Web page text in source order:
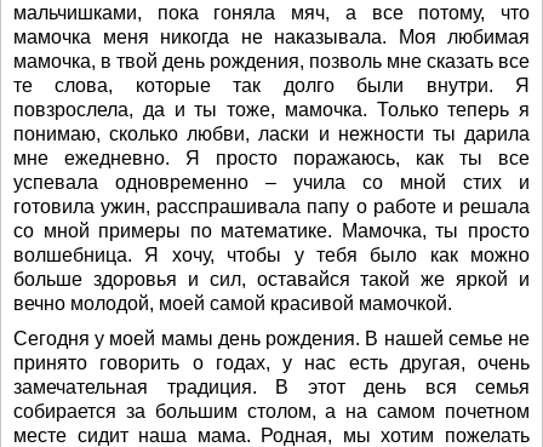
мальчишками, пока гоняла мяч, а все потому, что
мамочка меня никогда не наказывала. Моя любимая
мамочка, в твой день рождения, позволь мне сказать все
те слова, которые так долго были внутри. Я
повзрослела, да и ты тоже, мамочка. Только теперь я
понимаю, сколько любви, ласки и нежности ты дарила
мне ежедневно. Я просто поражаюсь, как ты все
успевала одновременно – учила со мной стих и
готовила ужин, расспрашивала папу о работе и решала
со мной примеры по математике. Мамочка, ты просто
волшебница. Я хочу, чтобы у тебя было как можно
больше здоровья и сил, оставайся такой же яркой и
вечно молодой, моей самой красивой мамочкой.
Сегодня у моей мамы день рождения. В нашей семье не
принято говорить о годах, у нас есть другая, очень
замечательная традиция. В этот день вся семья
собирается за большим столом, а на самом почетном
месте сидит наша мама. Родная, мы хотим пожелать